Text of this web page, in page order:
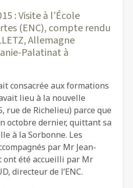
: Visite à l’École
(ENC), compte rendu
Allemagne
Palatinat à
consacrée aux formations
lieu à la nouvelle
rue de Richelieu) parce que
octobre dernier, quittant sa
à la Sorbonne. Les
par Mr Jean-
ont été accueilli par Mr
directeur de l’ENC.